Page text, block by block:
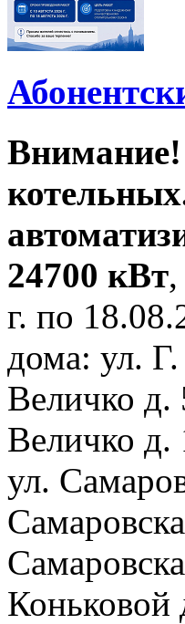
Внимание!
24700 кВт
г. по
дома: ул.
Величко д.
Величко д.
ул.